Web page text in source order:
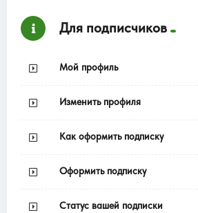
Для подписчиков
Мой профиль
Изменить профиля
Как оформить подписку
Оформить подписку
Статус вашей подписки